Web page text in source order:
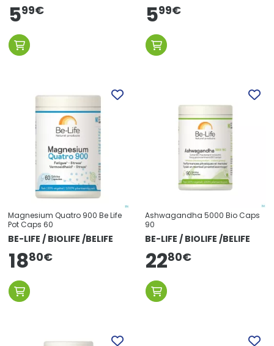
599€ 599€
Magnesium Quatro 900 Be Life
Pot Caps 60
BE-LIFE / BIOLIFE /BELIFE
1880€
Ashwagandha 5000 Bio Caps
90
BE-LIFE / BIOLIFE /BELIFE
2280€